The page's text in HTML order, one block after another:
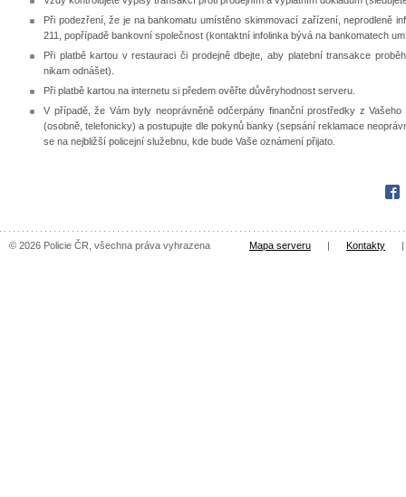
Při podezření, že je na bankomatu umístěno skimmovací zařízení, neprodleně
211, popřípadě bankovní společnost (kontaktní infolinka bývá na bankomatech
Při platbě kartou v restauraci či prodejně dbejte, aby platební transakce
nikam odnášet).
Při platbě kartou na internetu si předem ověřte důvěryhodnost serveru.
V případě, že Vám byly neoprávněně odčerpány finanční prostředky z
(osobně, telefonicky) a postupujte dle pokynů banky (sepsání reklamace
se na nejbližší policejní služebnu, kde bude Vaše oznámení přijato.
© 2026 Policie ČR, všechna práva vyhrazena Mapa serveru | Kontakty |